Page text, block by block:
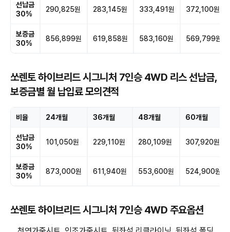
선납금
30%
290,825원 283,145원 333,491원 372,100원
보증금
30%
856,899원 619,858원 583,160원 569,799원
쏘렌토 하이브리드 시그니처 7인승 4WD 리스 선납금,
보증금별 월 납입료 모의견적
비율 24개월 36개월 48개월 60개월
선납금
30%
101,050원 229,110원 280,109원 307,920원
보증금
30%
873,000원 611,940원 553,600원 524,900원
쏘렌토 하이브리드 시그니처 7인승 4WD 주요옵션